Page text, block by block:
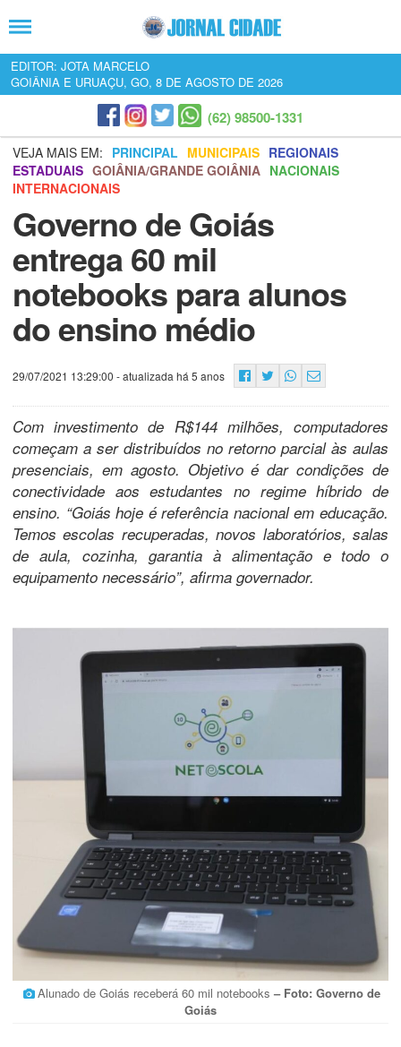
EDITOR: JOTA MARCELO
GOIÂNIA E URUAÇU, GO, 8 DE AGOSTO DE 2026
(62) 98500-1331
VEJA MAIS EM: PRINCIPAL MUNICIPAIS REGIONAIS
ESTADUAIS GOIÂNIA/GRANDE GOIÂNIA NACIONAIS
INTERNACIONAIS
Governo de Goiás
entrega 60 mil
notebooks para alunos
do ensino médio
29/07/2021 13:29:00 - atualizada há 5 anos
Com investimento de R$144 milhões, computadores
começam a ser distribuídos no retorno parcial às aulas
presenciais, em agosto. Objetivo é dar condições de
conectividade aos estudantes no regime híbrido de
ensino. “Goiás hoje é referência nacional em educação.
Temos escolas recuperadas, novos laboratórios, salas
de aula, cozinha, garantia à alimentação e todo o
equipamento necessário”, afirma governador.
Alunado de Goiás receberá 60 mil notebooks – Foto: Governo de
Goiás